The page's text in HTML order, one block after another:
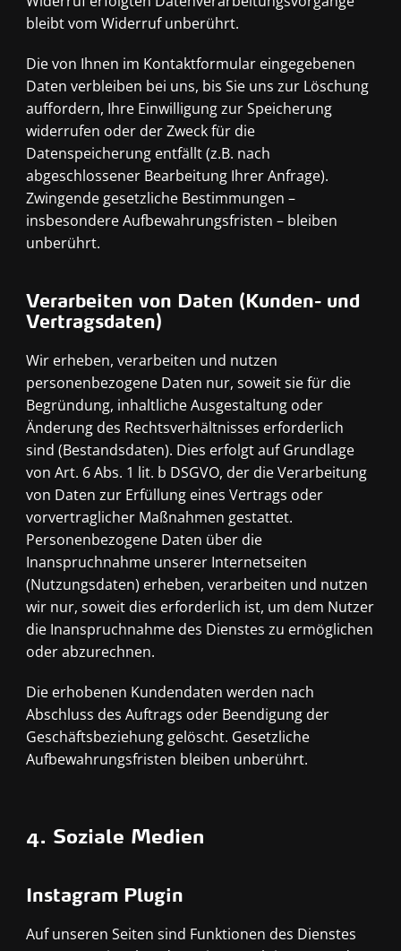
bleibt vom Widerruf unberührt.
Die von Ihnen im Kontaktformular eingegebenen
Daten verbleiben bei uns, bis Sie uns zur Löschung
auffordern, Ihre Einwilligung zur Speicherung
widerrufen oder der Zweck für die
Datenspeicherung entfällt (z.B. nach
abgeschlossener Bearbeitung Ihrer Anfrage).
Zwingende gesetzliche Bestimmungen –
insbesondere Aufbewahrungsfristen – bleiben
unberührt.
Verarbeiten von Daten (Kunden- und
Vertragsdaten)
Wir erheben, verarbeiten und nutzen
personenbezogene Daten nur, soweit sie für die
Begründung, inhaltliche Ausgestaltung oder
Änderung des Rechtsverhältnisses erforderlich
sind (Bestandsdaten). Dies erfolgt auf Grundlage
von Art. 6 Abs. 1 lit. b DSGVO, der die Verarbeitung
von Daten zur Erfüllung eines Vertrags oder
vorvertraglicher Maßnahmen gestattet.
Personenbezogene Daten über die
Inanspruchnahme unserer Internetseiten
(Nutzungsdaten) erheben, verarbeiten und nutzen
wir nur, soweit dies erforderlich ist, um dem Nutzer
die Inanspruchnahme des Dienstes zu ermöglichen
oder abzurechnen.
Die erhobenen Kundendaten werden nach
Abschluss des Auftrags oder Beendigung der
Geschäftsbeziehung gelöscht. Gesetzliche
Aufbewahrungsfristen bleiben unberührt.
4. Soziale Medien
Instagram Plugin
Auf unseren Seiten sind Funktionen des Dienstes